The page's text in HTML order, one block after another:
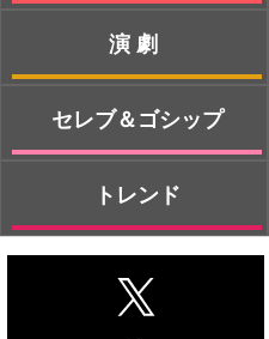
演劇
セレブ＆ゴシップ
トレンド